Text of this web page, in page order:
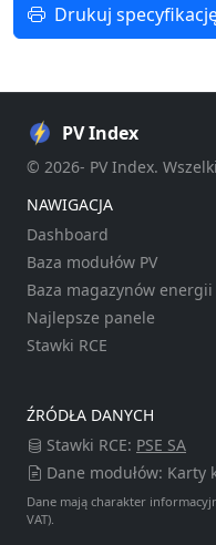
Drukuj
PV Index
© 2026- PV Index.
NAWIGACJA
Dashboard
Baza modułów PV
Baza magazynów energii
Najlepsze panele
Stawki RCE
ŹRÓDŁA DANYCH
Stawki RCE: PSE SA
Dane modułów:
Dane mają charakter
VAT).